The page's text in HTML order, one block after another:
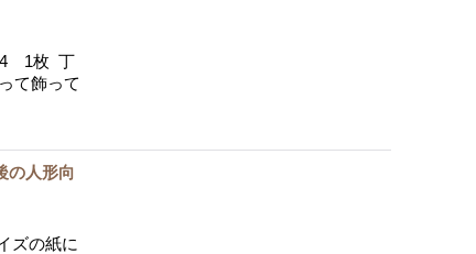
1枚 丁
て飾って
の人形向
ズの紙に